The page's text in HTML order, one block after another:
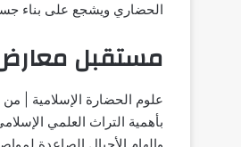
الحضاري ويشجع على بناء
مستقبل معارض
بأهمية التراث العلمي
وإلهام الأجيال الصاعدة